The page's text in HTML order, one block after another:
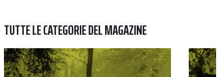
TUTTE LE CATEGORIE DEL MAGAZINE